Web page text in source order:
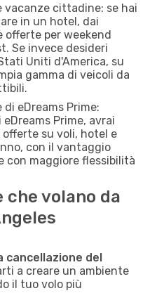
vacanze cittadine: se hai
in un hotel, dai
offerte per weekend
Se invece desideri
Uniti d'America, su
gamma di veicoli da
eDreams Prime:
Prime, avrai
su voli, hotel e
con il vantaggio
con maggiore flessibilità
che volano da
cancellazione del
a creare un ambiente
il tuo volo più